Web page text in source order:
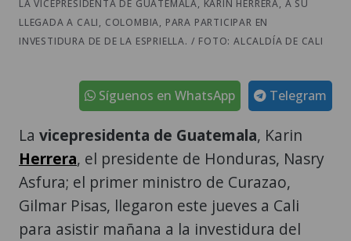
Telegram
Síguenos en WhatsApp
vicepresidenta de Guatemala, Karin
, el presidente de Honduras, Nasry
Asfura; el primer ministro de Curazao,
Gilmar Pisas, llegaron este jueves a Cali
para asistir mañana a la investidura del
presidente electo de Colombia, Abelardo
de la Espriella.